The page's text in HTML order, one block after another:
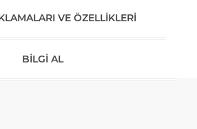
VE ÖZELLIKLERI
BILGI AL